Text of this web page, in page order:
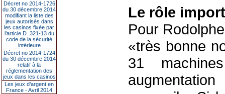
Décret no 2014-1726
du 30 décembre 2014
modifiant la liste des
jeux autorisés dans
les casinos fixée par
l’article D. 321-13 du
code de la sécurité
intérieure
Décret no 2014-1724
du 30 décembre 2014
relatif à la
réglementation des
jeux dans les casinos
Les jeux d’argent en
France - Avril 2014
Le rôle
Pour
«très bonne
31